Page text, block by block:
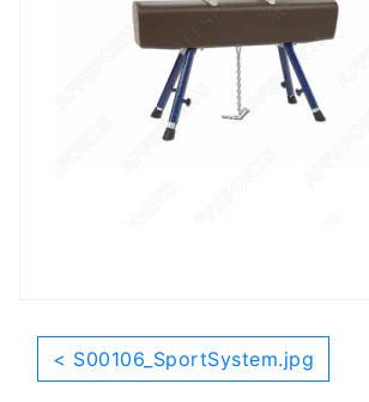
< S00106_SportSystem.jpg